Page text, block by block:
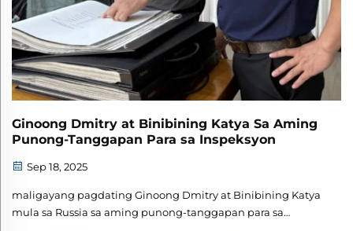
Ginoong Dmitry at Binibining Katya Sa Aming
Punong-Tanggapan Para sa Inspeksyon
Sep 18, 2025
maligayang pagdating Ginoong Dmitry at Binibining Katya
mula sa Russia sa aming punong-tanggapan para sa